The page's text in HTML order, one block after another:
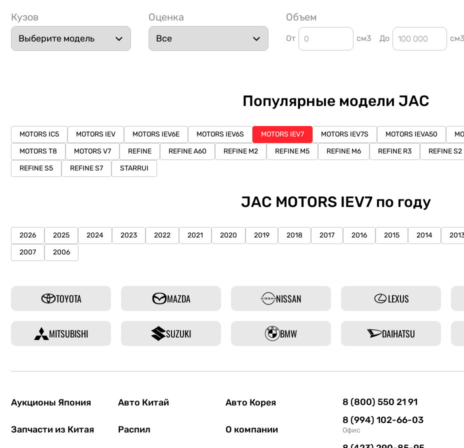
Кузов Оценка Объем
От см3 До см3
Популярные модели JAC
MOTORS IC5 MOTORS IEV MOTORS IEV6E MOTORS IEV6S MOTORS IEV7 MOTORS IEV7S MOTORS IEVA50
MOTORS T8
MOTORS V7 REFINE REFINE A60 REFINE M2 REFINE M5 REFINE M6 REFINE R3 REFINE S2
REFINE S5
REFINE S7 STARRUI
JAC MOTORS IEV7 по году
2026 2025 2024 2023 2022 2021 2020 2019 2018 2017 2016 2015 2014
2007
2006
TOYOTA MAZDA NISSAN LEXUS
MITSUBISHI SUZUKI BMW DAIHATSU
Аукционы Япония Авто Китай Авто Корея
Запчасти из Китая Распил О компании
8 (800) 550 21 91
8 (994) 102-66-03
Офис